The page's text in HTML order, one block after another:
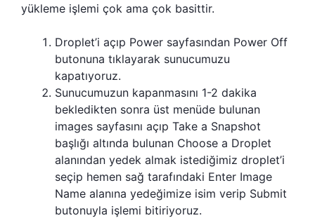
yükleme işlemi çok ama çok basittir.
Droplet’i açıp Power sayfasından Power Off
butonuna tıklayarak sunucumuzu
kapatıyoruz.
Sunucumuzun kapanmasını 1-2 dakika
bekledikten sonra üst menüde bulunan
images sayfasını açıp Take a Snapshot
başlığı altında bulunan Choose a Droplet
alanından yedek almak istediğimiz droplet’i
seçip hemen sağ tarafındaki Enter Image
Name alanına yedeğimize isim verip Submit
butonuyla işlemi bitiriyoruz.